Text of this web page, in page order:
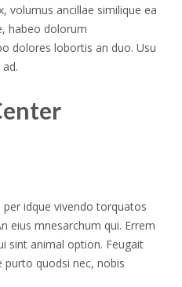
volumus ancillae similique ea
habeo dolorum
dolores lobortis an duo. Usu
idque vivendo torquatos
eius mnesarchum qui. Errem
sint animal option. Feugait
quodsi nec, nobis